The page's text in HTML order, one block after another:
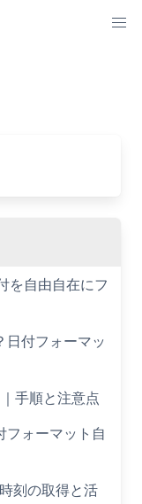
を自由自在にフ
日付フォーマッ
手順と注意点
フォーマット自
刻の取得と活